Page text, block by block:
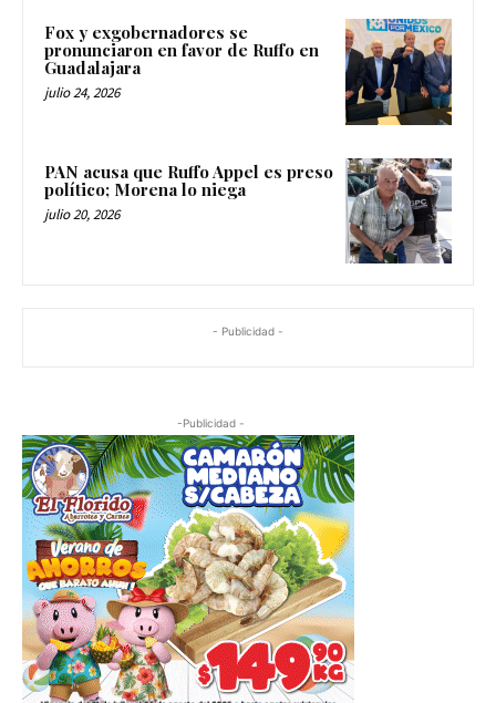
Fox y exgobernadores se
pronunciaron en favor de Ruffo en
Guadalajara
julio 24, 2026
PAN acusa que Ruffo Appel es preso
político; Morena lo niega
julio 20, 2026
- Publicidad -
-Publicidad -